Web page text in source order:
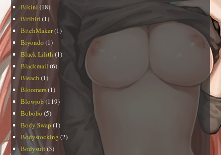
Bikini (18)
Biribiri (1)
BitchMaker(1)
Biyondo (1)
Black Lilith (1)
Blackmail (6)
Bleach (1)
Bloomers(1)
Blowjob (119)
Bobobo (5)
Body Swap (1)
Bodystocking (2)
Bodysuit(3)